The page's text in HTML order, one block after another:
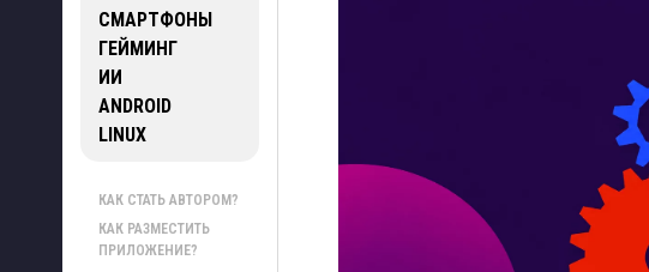
СМАРТФОНЫ
ГЕЙМИНГ
ИИ
ANDROID
LINUX
КАК СТАТЬ АВТОРОМ?
КАК РАЗМЕСТИТЬ
ПРИЛОЖЕНИЕ?